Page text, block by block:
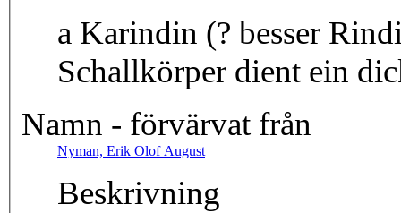
a Karindin (? besser
Schallkörper dient ein
Namn - förvärvat från
Nyman, Erik Olof August
Beskrivning